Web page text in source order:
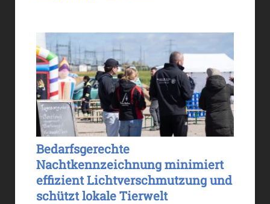
Bedarfsgerechte
Nachtkennzeichnung minimiert
effizient Lichtverschmutzung und
schützt lokale Tierwelt